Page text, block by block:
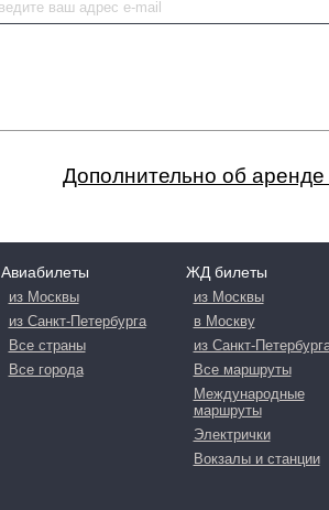
Дополнительно об
Авиабилеты
из Москвы
из Санкт-Петербурга
Все страны
Все города
ЖД билеты
из Москвы
в Москву
из Санкт-
Все маршруты
Международные
маршруты
Электрички
Вокзалы и станции